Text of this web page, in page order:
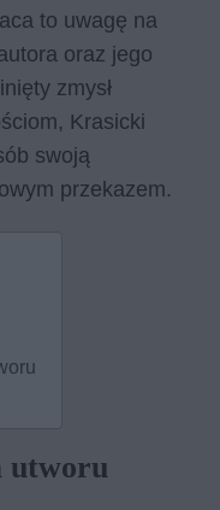
to uwagę na
oraz jego
zmysł
Krasicki
swoją
przekazem.
utworu